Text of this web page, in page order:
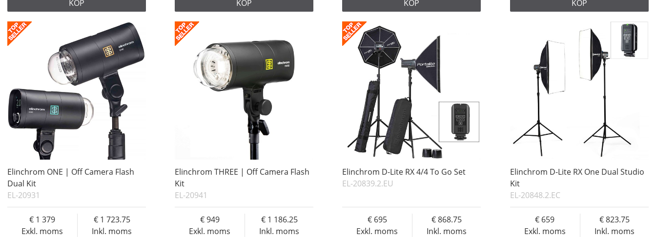
KÖP KÖP KÖP KÖP
Elinchrom ONE | Off Camera Flash
Dual Kit
EL-20931
Exkl. moms
1 379
Inkl. moms
1 723.75
Elinchrom THREE | Off Camera Flash
Kit
EL-20941
Exkl. moms
949
Inkl. moms
1 186.25
Elinchrom D-Lite RX 4/4 To Go Set
EL-20839.2.EU
Exkl. moms
695
Inkl. moms
868.75
Elinchrom D-Lite RX One Dual Studio
Kit
EL-20848.2.EC
Exkl. moms
659
Inkl. moms
823.75